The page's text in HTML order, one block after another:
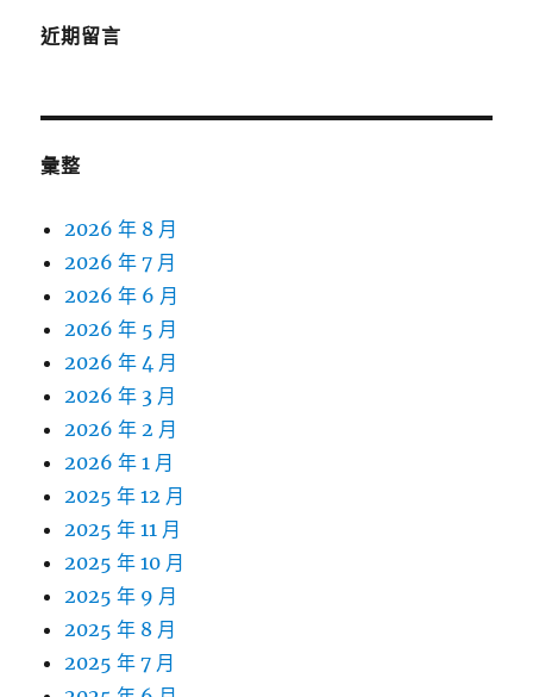
近期留言
彙整
2026 年 8 月
2026 年 7 月
2026 年 6 月
2026 年 5 月
2026 年 4 月
2026 年 3 月
2026 年 2 月
2026 年 1 月
2025 年 12 月
2025 年 11 月
2025 年 10 月
2025 年 9 月
2025 年 8 月
2025 年 7 月